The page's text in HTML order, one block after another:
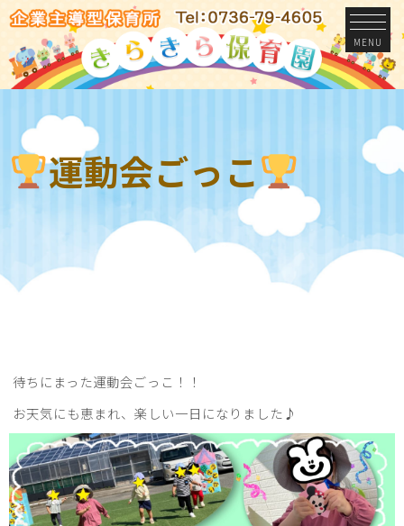
MENU
運動会ごっこ
待ちにまった運動会ごっこ！！
お天気にも恵まれ、楽しい一日になりました♪